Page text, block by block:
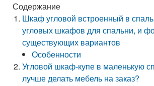
Содержание
Шкаф угловой встроенный в
угловых шкафов для спальни, и
существующих вариантов
Особенности
Угловой шкаф-купе в маленькую
лучше делать мебель на заказ?